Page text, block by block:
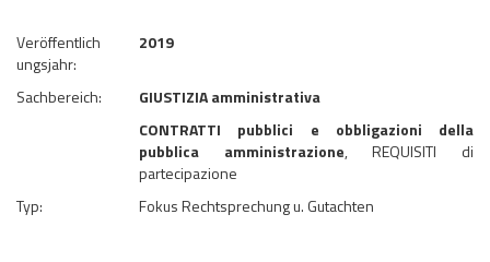
Veröffentlich
ungsjahr:
2019
Sachbereich:
GIUSTIZIA amministrativa
CONTRATTI pubblici e obbligazioni della
pubblica amministrazione, REQUISITI di
partecipazione
Typ:
Fokus Rechtsprechung u. Gutachten